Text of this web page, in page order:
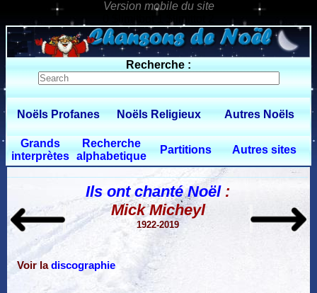
0 $limitbot 1 $limittot 2
Recherche :
Noëls Profanes Noëls Religieux Autres Noëls
Grands
interprètes
Recherche
alphabetique
Partitions Autres sites
Ils ont chanté Noël:
Mick Micheyl
1922-2019
Voir ladiscographie